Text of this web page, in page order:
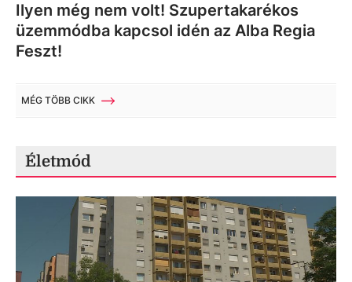
Ilyen még nem volt! Szupertakarékos
üzemmódba kapcsol idén az Alba Regia
Feszt!
MÉG TÖBB CIKK
Életmód